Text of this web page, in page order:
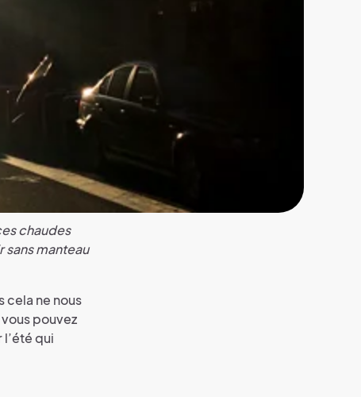
chaudes
manteau
cela ne nous
pouvez
qui